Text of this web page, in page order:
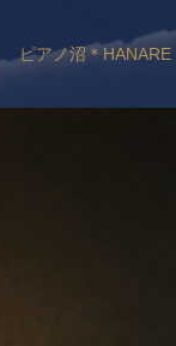
ピアノ沼＊HANARE